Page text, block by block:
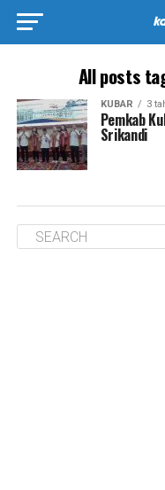
All posts
KUBAR 3
Pemkab
Srikandi